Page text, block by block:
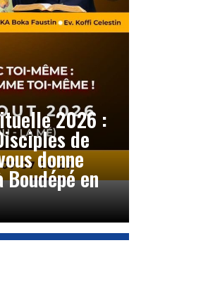
2026 :
de
donne
en